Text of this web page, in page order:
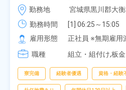
応募OK★《宮城県大衡村》
時給 1,700円～
勤務地
宮城県黒川郡大
勤務時間
[1] 06:25～15:05
[2] 16:00～00:40
[3] 16:30～01:10
[4] 08:00～16:40
雇用形態
正社員 ※無期雇用
職種
組立・組付け,板
寮完備 経験者優遇 資格・経験